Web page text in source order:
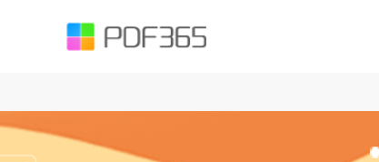
().;?:@&=+$,%#-]+)+/?)$`; var objExp = new RegExp(Expression);